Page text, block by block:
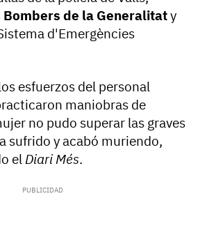
Bombers de la Generalitaty
d'Emergències
esfuerzos del personal
maniobras de
no pudo superar las graves
sufrido y acabó muriendo,
elDiari Més.